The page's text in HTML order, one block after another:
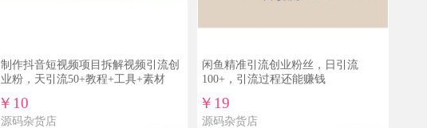
制作抖音短视频项目拆解视频引流创
业粉，天引流50+教程+工具+素材
￥10
源码杂货店
闲鱼精准引流创业粉丝，日引流
100+，引流过程还能赚钱
￥19
源码杂货店